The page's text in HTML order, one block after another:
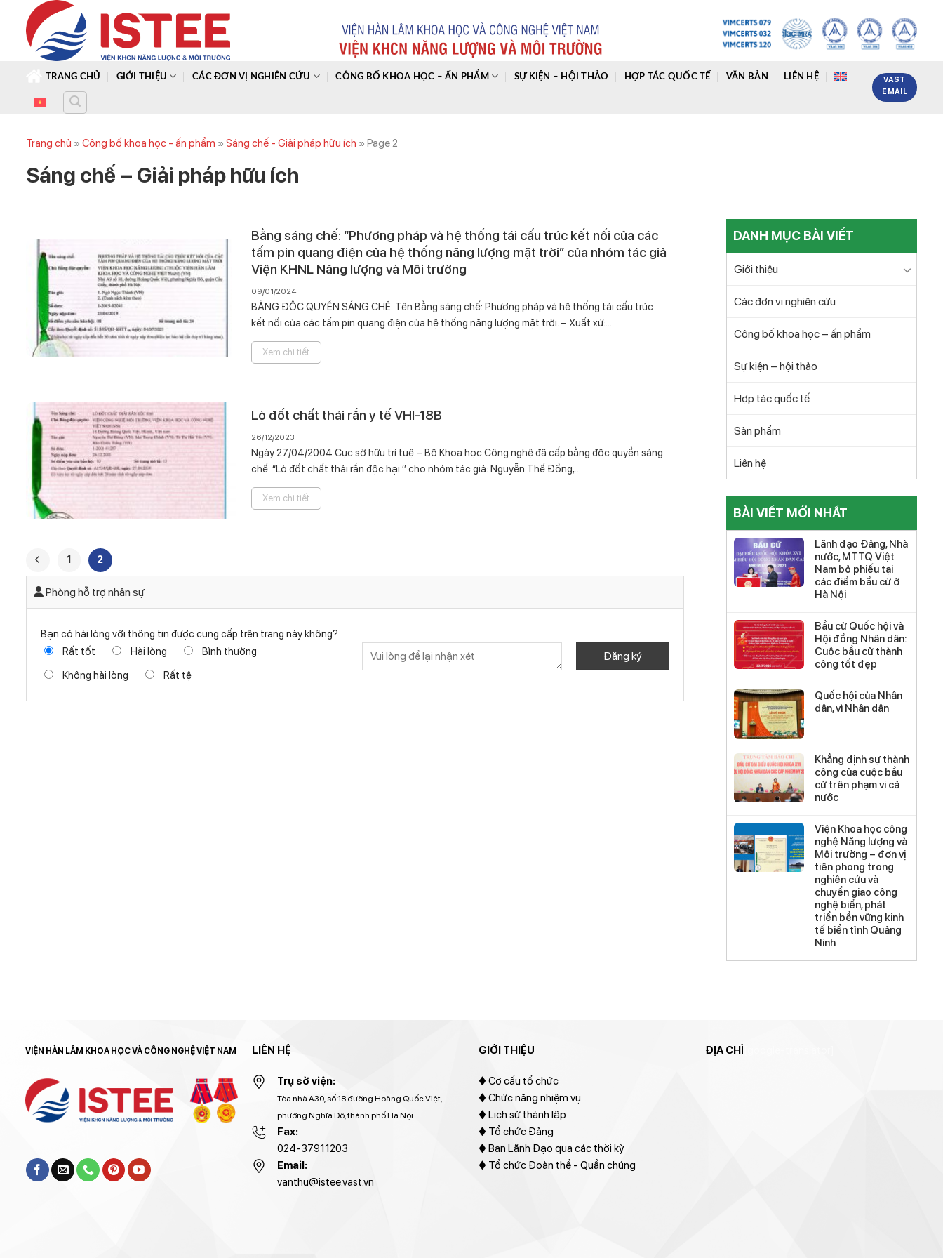
content
TRANG CHỦ GIỚI THIỆU CÁC ĐƠN VỊ NGHIÊN CỨU CÔNG BỐ KHOA HỌC – ẤN PHẨM SỰ KIỆN – HỘI THẢO HỢP TÁC QUỐC TẾ VĂN BẢN LIÊN HỆ
VAST
EMAIL
Trang chủ » Công bố khoa học - ấn phẩm » Sáng chế - Giải pháp hữu ích » Page 2
Sáng chế – Giải pháp hữu ích
Bằng sáng chế: “Phương pháp và hệ thống tái cấu trúc kết nối của các
tấm pin quang điện của hệ thống năng lượng mặt trời” của nhóm tác giả
Viện KHNL Năng lượng và Môi trường
09/01/2024
BẰNG ĐỘC QUYỀN SÁNG CHẾ Tên Bằng sáng chế: Phương pháp và hệ thống tái cấu trúc
kết nối của các tấm pin quang điện của hệ thống năng lượng mặt trời. – Xuất xứ:...
Xem chi tiết
Lò đốt chất thải rắn y tế VHI-18B
26/12/2023
Ngày 27/04/2004 Cục sở hữu trí tuệ – Bộ Khoa học Công nghệ đã cấp bằng độc quyền sáng
chế: “Lò đốt chất thải rắn độc hại ’’ cho nhóm tác giả: Nguyễn Thế Đồng,...
Xem chi tiết
1 2
Phòng hỗ trợ nhân sự
Bạn có hài lòng với thông tin được cung cấp trên trang này không?
Rất tốt
Hài lòng
Bình thường
Không hài lòng
Rất tệ
DANH MỤC BÀI VIẾT
Giới thiệu
Các đơn vị nghiên cứu
Công bố khoa học – ấn phẩm
Sự kiện – hội thảo
Hợp tác quốc tế
Sản phẩm
Liên hệ
BÀI VIẾT MỚI NHẤT
Lãnh đạo Đảng, Nhà
nước, MTTQ Việt
Nam bỏ phiếu tại
các điểm bầu cử ở
Hà Nội
Bầu cử Quốc hội và
Hội đồng Nhân dân:
Cuộc bầu cử thành
công tốt đẹp
Quốc hội của Nhân
dân, vì Nhân dân
Khẳng định sự thành
công của cuộc bầu
cử trên phạm vi cả
nước
Viện Khoa học công
nghệ Năng lượng và
Môi trường – đơn vị
tiên phong trong
nghiên cứu và
chuyển giao công
nghệ biển, phát
triển bền vững kinh
tế biển tỉnh Quảng
Ninh
VIỆN HÀN LÂM KHOA HỌC VÀ CÔNG NGHỆ VIỆT NAM LIÊN HỆ
Trụ sở viện:
Tòa nhà A30, số 18 đường Hoàng Quốc Việt,
phường Nghĩa Đô, thành phố Hà Nội
Fax:
024-37911203
Email:
vanthu@istee.vast.vn
GIỚI THIỆU
♦ Cơ cấu tổ chức
♦ Chức năng nhiệm vụ
♦ Lịch sử thành lập
♦ Tổ chức Đảng
♦ Ban Lãnh Đạo qua các thời kỳ
♦ Tổ chức Đoàn thể - Quần chúng
ĐỊA CHỈ